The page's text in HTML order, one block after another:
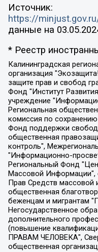
Источник:
https://
данные на
* Реестр
Калининградская региональная общественная организация "Экозащита!-Женсовет", Фонд содействия защите прав и свобод граждан "Общественный вердикт", Фонд "Институт Развития Свободы Информации", Частное учреждение "Информационное агентство МЕМО. РУ", Региональная общественная организация "Общественная комиссия по сохранению наследия академика Сахарова", Фонд поддержки свободы прессы, Санкт-Петербургская общественная правозащитная организация "Гражданский контроль", Межрегиональная общественная организация "Информационно-просветительский центр "Мемориал", Региональный Фонд "Центр Защиты Прав Средств Массовой Информации", с 05.12.2023 Фонд "Центр Защиты Прав Средств массовой информации", Региональная общественная благотворительная организация помощи беженцам и мигрантам "Гражданское содействие", Негосударственное образовательное учреждение дополнительного профессионального образования (повышение квалификации) специалистов "АКАДЕМИЯ ПО ПРАВАМ ЧЕЛОВЕКА", Свердловская региональная общественная организация "Сутяжник", Автономная некоммерческая организация "Центр независимых социологических исследований", Союз общественных объединений "Российский исследовательский центр по правам человека", Региональное общественное учреждение научно-информационный центр "МЕМОРИАЛ", Некоммерческая организация "Фонд защиты гласности", Автономная некоммерческая организация "Институт прав человека", Городская общественная организация "Екатеринбургское общество "МЕМОРИАЛ", Городская общественная организация "Рязанское историко-просветительское и правозащитное общество "Мемориал" (Рязанский Мемориал), Челябинский региональный орган общественной самодеятельности – женское общественное объединение "Женщины Евразии", Челябинский региональный орган общественной самодеятельности "Уральская правозащитная группа", Фонд содействия защите здоровья и социальной справедливости имени Андрея Рылькова, Автономная Некоммерческая Организация "Аналитический Центр Юрия Левады", Автономная некоммерческая организация социальной поддержки населения "Проект Апрель", Региональная общественная организация помощи женщинам и детям, находящимся в кризисной ситуации "Информационно-методический центр "Анна", Фонд содействия развитию массовых коммуникаций и правовому просвещению "Так-так-Так", Фонд содействия устойчивому развитию "Серебряная тайга", Свердловский региональный общественный фонд социальных проектов "Новое время", "Idel.Реалии", Кавказ.Реалии, Крым.Реалии, Телеканал Настоящее Время, Татаро-башкирская служба Радио Свобода (Azatliq Radiosi), Радио Свободная Европа/Радио Свобода (PCE/PC), "Сибирь.Реалии", "Фактограф", Благотворительный фонд помощи осужденным и их семьям, Автономная некоммерческая организация "Институт глобализации и социальных движений", Фонд "В защиту прав заключенных", Частное учреждение "Центр поддержки и содействия развитию средств массовой информации", Пензенский региональный общественный благотворительный фонд "Гражданский союз", "Север.Реалии", Некоммерческая организация Фонд "Правовая инициатива", Общество с ограниченной ответственностью "Радио Свободная Европа/Радио Свобода", Чешское информационное агентство "MEDIUM-ORIENT", Красноярская региональная общественная организация "Мы против СПИДа", Камалягин Денис Николаевич, Маркелов Сергей Евгеньевич, Пономарев Лев Александрович, Савицкая Людмила Алексеевна, Автономная некоммерческая организация "Центр по работе с проблемой насилия "НАСИЛИЮ.НЕТ", Межрегиональный профессиональный союз работников здравоохранения "Альянс врачей", Юридическое лицо, зарегистрированное в Латвийской Республике, SIA "Medusa Project" (регистрационный номер 40103797863, дата регистрации 10.06.2014), Некоммерческая организация "Фонд по борьбе с коррупцией", Автономная некоммерческая организация "Институт права и публичной политики", Баданин Роман Сергеевич, Гликин Максим Александрович, Железнова Мария Михайловна, Лукьянова Юлия Сергеевна, Маетная Елизавета Витальевна, Маняхин Петр Борисович, Чуракова Ольга Владимировна, Ярош Юлия Петровна, Юридическое лицо "The Insider SIA", зарегистрированное в Риге, Латвийская Республика (дата регистрации 26.06.2015), являющееся администратором доменного имени интернет-издания "The Insider SIA", https://theins.ru, Постернак Алексей Евгеньевич, Рубин Михаил Аркадьевич, Анин Роман Александрович, Юридическое лицо Istories fonds, зарегистрированное в Латвийской Республике (регистрационный номер 50008295751, дата регистрации 24.02.2020), Великовский Дмитрий Александрович, Долинина Ирина Николаевна, Мароховская Алеся Алексеевна, Шлейнов Роман Юрьевич, Шмагун Олеся Валентиновна, Общество с ограниченной ответственностью "Альтаир 2021", Общество с ограниченной ответственностью "Вега 2021", Общество с ограниченной ответственностью "Главный редактор 2021", Общество с ограниченной ответственностью "Ромашки монолит", Важенков Артем Валерьевич, Ивановская областная общественная организация "Центр гендерных исследований", Гурман Юрий Альбертович, Медиапроект "ОВД-Инфо", Егоров Владимир Владимирович, Жилинский Владимир Александрович, Общество с ограниченной ответственностью "ЗП", Иванова София Юрьевна, Карезина Инна Павловна, Кильтау Екатерина Викторовна, Петров Алексей Викторович, Пискунов Сергей Евгеньевич, Смирнов